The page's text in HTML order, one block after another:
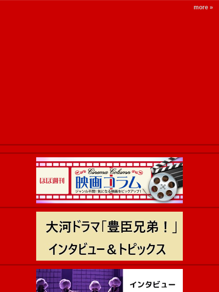
more »